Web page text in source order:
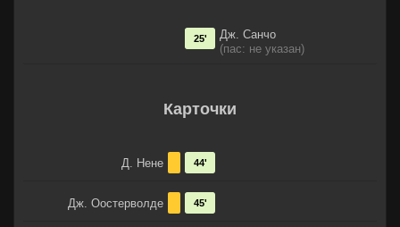
Дж. Санчо
(пас: не указан)
25'
Карточки
Д. Нене 44'
Дж. Оостерволде 45'